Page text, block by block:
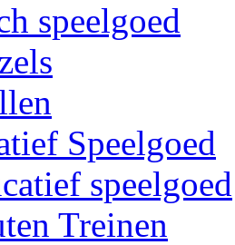
speelgoed
Speelgoed
speelgoed
Treinen